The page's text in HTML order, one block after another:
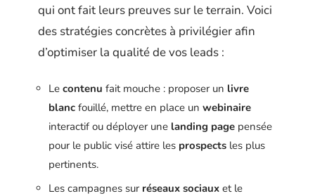
qui ont fait leurs preuves sur le terrain. Voici
des stratégies concrètes à privilégier afin
d’optimiser la qualité de vos leads :
Le contenu fait mouche : proposer un livre
blanc fouillé, mettre en place un webinaire
interactif ou déployer une landing page pensée
pour le public visé attire les prospects les plus
pertinents.
Les campagnes sur réseaux sociaux et le